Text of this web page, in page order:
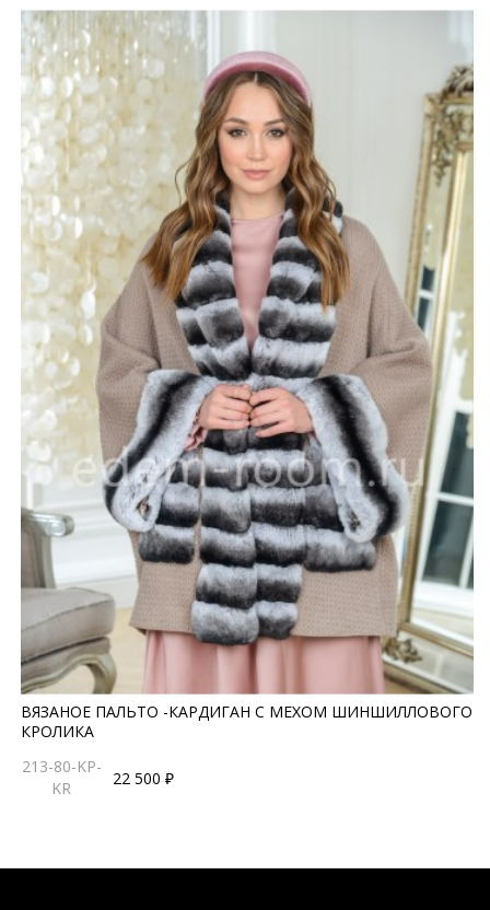
ВЯЗАНОЕ ПАЛЬТО -КАРДИГАН С МЕХОМ ШИНШИЛЛОВОГО
КРОЛИКА
213-80-KP-
KR
22 500 ₽